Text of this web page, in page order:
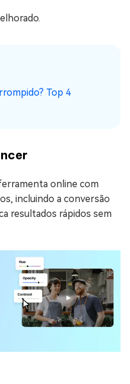
Top 4
online com
incluindo a conversão
resultados rápidos sem